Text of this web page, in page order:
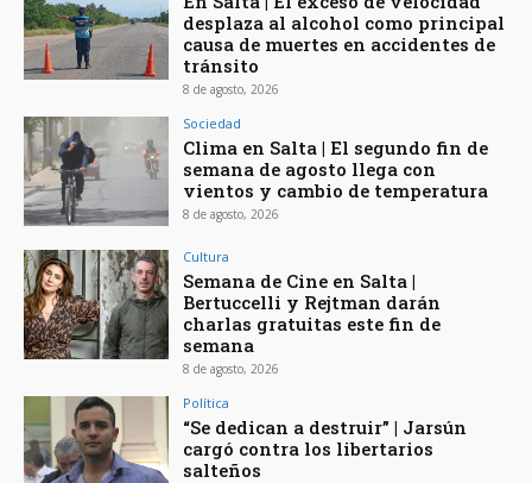
desplaza al alcohol como principal
causa de muertes en accidentes de
tránsito
8 de agosto, 2026
Sociedad
Clima en Salta | El segundo fin de
semana de agosto llega con
vientos y cambio de temperatura
8 de agosto, 2026
Cultura
Semana de Cine en Salta |
Bertuccelli y Rejtman darán
charlas gratuitas este fin de
semana
8 de agosto, 2026
Política
“Se dedican a destruir” | Jarsún
cargó contra los libertarios
salteños